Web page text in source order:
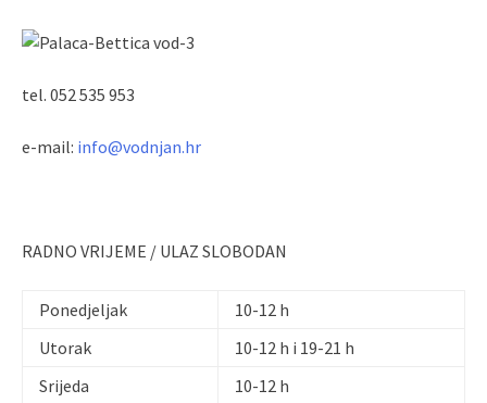
tel. 052 535 953
e-mail: info@vodnjan.hr
RADNO VRIJEME / ULAZ SLOBODAN
Ponedjeljak
10-12 h
Utorak
10-12 h i 19-21 h
Srijeda
10-12 h